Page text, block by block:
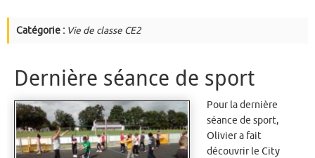
Catégorie : Vie de classe CE2
Dernière séance de sport
Pour la dernière
séance de sport,
Olivier a fait
découvrir le City